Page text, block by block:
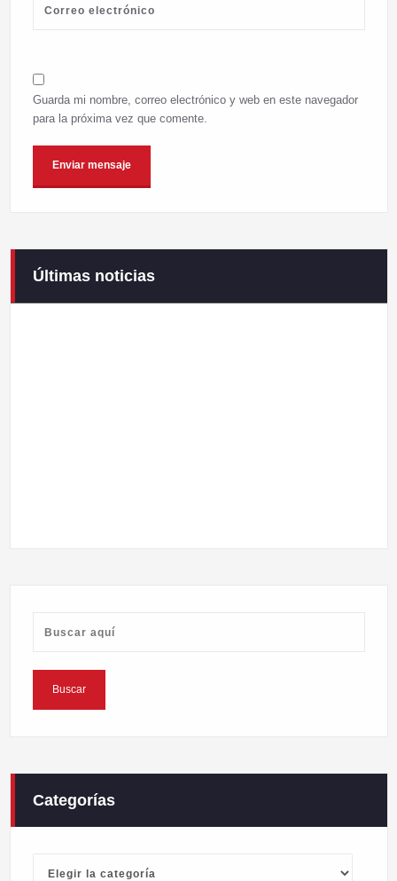
Guarda mi nombre, correo electrónico y web en este navegador
para la próxima vez que comente.
Últimas noticias
Campaneirus 2026
Categorías